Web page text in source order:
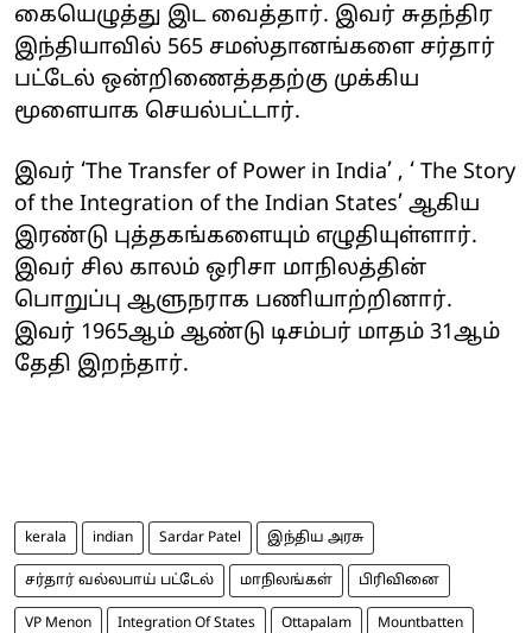
கையெழுத்து இட வைத்தார். இவர் சுதந்திர
இந்தியாவில் 565 சமஸ்தானங்களை சர்தார்
பட்டேல் ஒன்றிணைத்ததற்கு முக்கிய
மூளையாக செயல்பட்டார்.
இவர் ‘The Transfer of Power in India’ , ‘ The Story
of the Integration of the Indian States’ ஆகிய
இரண்டு புத்தகங்களையும் எழுதியுள்ளார்.
இவர் சில காலம் ஒரிசா மாநிலத்தின்
பொறுப்பு ஆளுநராக பணியாற்றினார்.
இவர் 1965ஆம் ஆண்டு டிசம்பர் மாதம் 31ஆம்
தேதி இறந்தார்.
kerala indian Sardar Patel இந்திய அரசு
சர்தார் வல்லபாய் பட்டேல் மாநிலங்கள் பிரிவினை
VP Menon Integration Of States Ottapalam Mountbatten